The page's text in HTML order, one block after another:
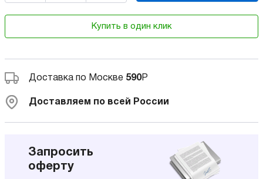
Купить в один клик
Доставка по Москве 590Р
Доставляем по всей России
Запросить
оферту